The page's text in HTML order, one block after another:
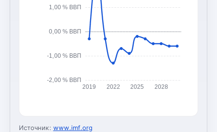
-2,00 % ВВП
-1,00 % ВВП
0,00 % ВВП
1,00 % ВВП
2019 2022 2025 2028
Источник: www.imf.org